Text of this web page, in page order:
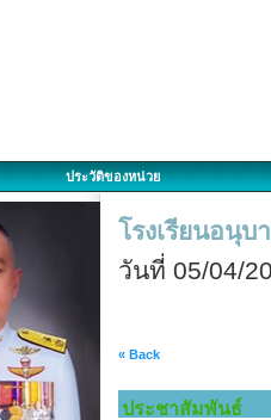
ประวัติของหน่วย
โรงเรียนอนุบ
วันที่ 05/04/
« Back
ประชาสัมพันธ์